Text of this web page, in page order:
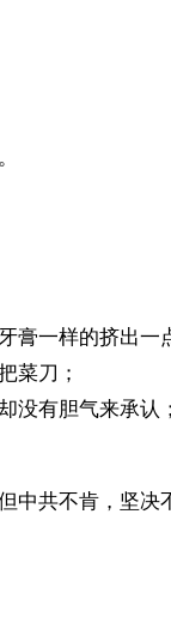
膏一样的挤出一
菜刀；
没有胆气来承认；
中共不肯，坚决